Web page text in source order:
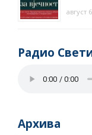
август
Радио
Архива